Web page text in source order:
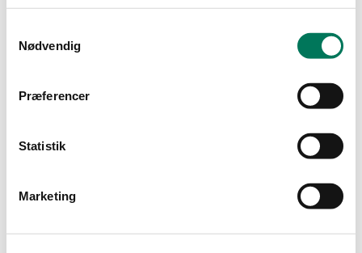
Nødvendig
Præferencer
Statistik
Marketing
Filtrer din søgning
Type
Branche
Dagligvareforretninger(50)